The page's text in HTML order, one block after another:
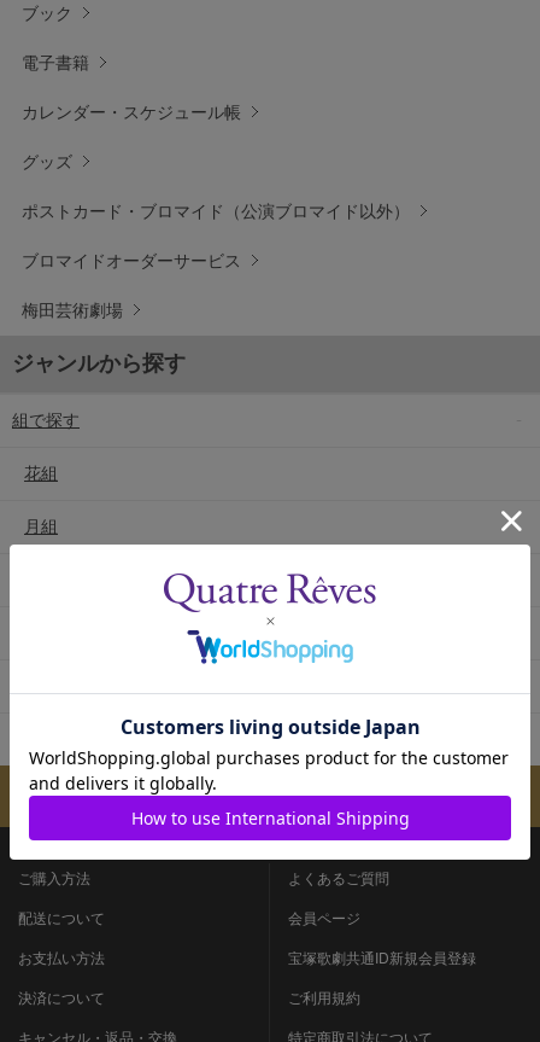
ブック
電子書籍
カレンダー・スケジュール帳
グッズ
ポストカード・ブロマイド（公演ブロマイド以外）
ブロマイドオーダーサービス
梅田芸術劇場
ジャンルから探す
組で探す
花組
月組
メールマガジンのご案内
ご購入方法
配送について
お支払い方法
決済について
キャンセル・返品・交換
よくあるご質問
会員ページ
宝塚歌劇共通ID新規会員登録
ご利用規約
特定商取引法について